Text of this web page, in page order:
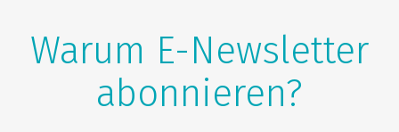
Warum E-Newsletter
abonnieren?